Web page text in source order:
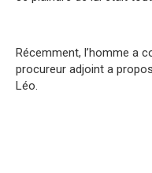
Récemment, l’homme a
procureur adjoint a
Léo.